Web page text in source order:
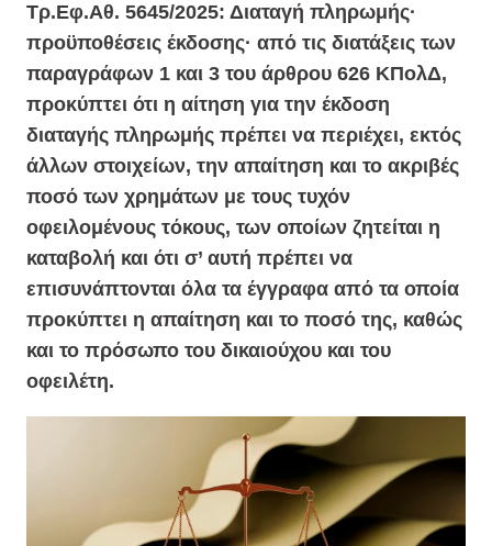
Τρ.Εφ.Αθ. 5645/2025: Διαταγή πληρωμής·
προϋποθέσεις έκδοσης· από τις διατάξεις των
παραγράφων 1 και 3 του άρθρου 626 ΚΠολΔ,
προκύπτει ότι η αίτηση για την έκδοση
διαταγής πληρωμής πρέπει να περιέχει, εκτός
άλλων στοιχείων, την απαίτηση και το ακριβές
ποσό των χρημάτων με τους τυχόν
οφειλομένους τόκους, των οποίων ζητείται η
καταβολή και ότι σ’ αυτή πρέπει να
επισυνάπτονται όλα τα έγγραφα από τα οποία
προκύπτει η απαίτηση και το ποσό της, καθώς
και το πρόσωπο του δικαιούχου και του
οφειλέτη.